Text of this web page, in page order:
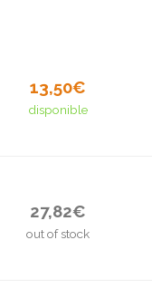
13,50€
disponible
27,82€
out of stock